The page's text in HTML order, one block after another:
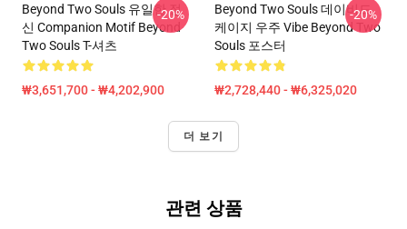
Beyond Two Souls 유일한 정
신 Companion Motif Beyond
Two Souls T-셔츠
₩3,651,700 - ₩4,202,900
-20%
Beyond Two Souls 데이비드
케이지 우주 Vibe Beyond Two
Souls 포스터
₩2,728,440 - ₩6,325,020
-20%
더 보기
관련 상품